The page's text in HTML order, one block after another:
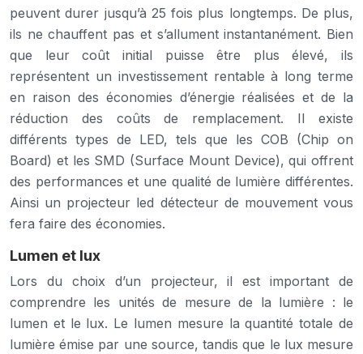
peuvent durer jusqu’à 25 fois plus longtemps. De plus,
ils ne chauffent pas et s’allument instantanément. Bien
que leur coût initial puisse être plus élevé, ils
représentent un investissement rentable à long terme
en raison des économies d’énergie réalisées et de la
réduction des coûts de remplacement. Il existe
différents types de LED, tels que les COB (Chip on
Board) et les SMD (Surface Mount Device), qui offrent
des performances et une qualité de lumière différentes.
Ainsi un projecteur led détecteur de mouvement vous
fera faire des économies.
Lumen et lux
Lors du choix d’un projecteur, il est important de
comprendre les unités de mesure de la lumière : le
lumen et le lux. Le lumen mesure la quantité totale de
lumière émise par une source, tandis que le lux mesure